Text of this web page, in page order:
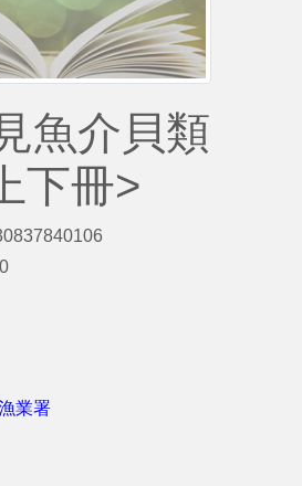
魚介貝類
下冊>
業署